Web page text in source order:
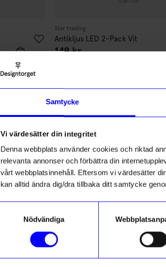
Samtycke
Vi värdesätter din integritet
Denna webbplats använder cookies och riktad
relevanta annonser och förbättra din
vårt webbplatsinnehåll. Eftersom vi värdesätter
kan alltid ändra dig/dra tillbaka ditt samtycke
Nödvändiga
Star trading
Antikljus LED 2-Pack Vit
149kr
Säljer snabbt!
ditt första
och unika
Som tack får du10%
första köp.
Registrera